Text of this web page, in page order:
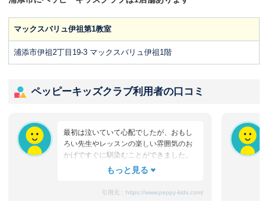
マックスバリュ伊祖第1教室
浦添市伊祖2丁目19‐3 マックスバリュ伊祖1階
ペッピーキッズクラブ利用者の口コミ
最初は泣いていて心配でしたが、おもし
ろい先生やレッスンの楽しい雰囲気のお
かげですぐに馴染むことができました。
たまにママと離れるときに嫌がることも
れ、お迎えのときはいつも笑顔です。
引用元： https://www.peppy-kids.com/